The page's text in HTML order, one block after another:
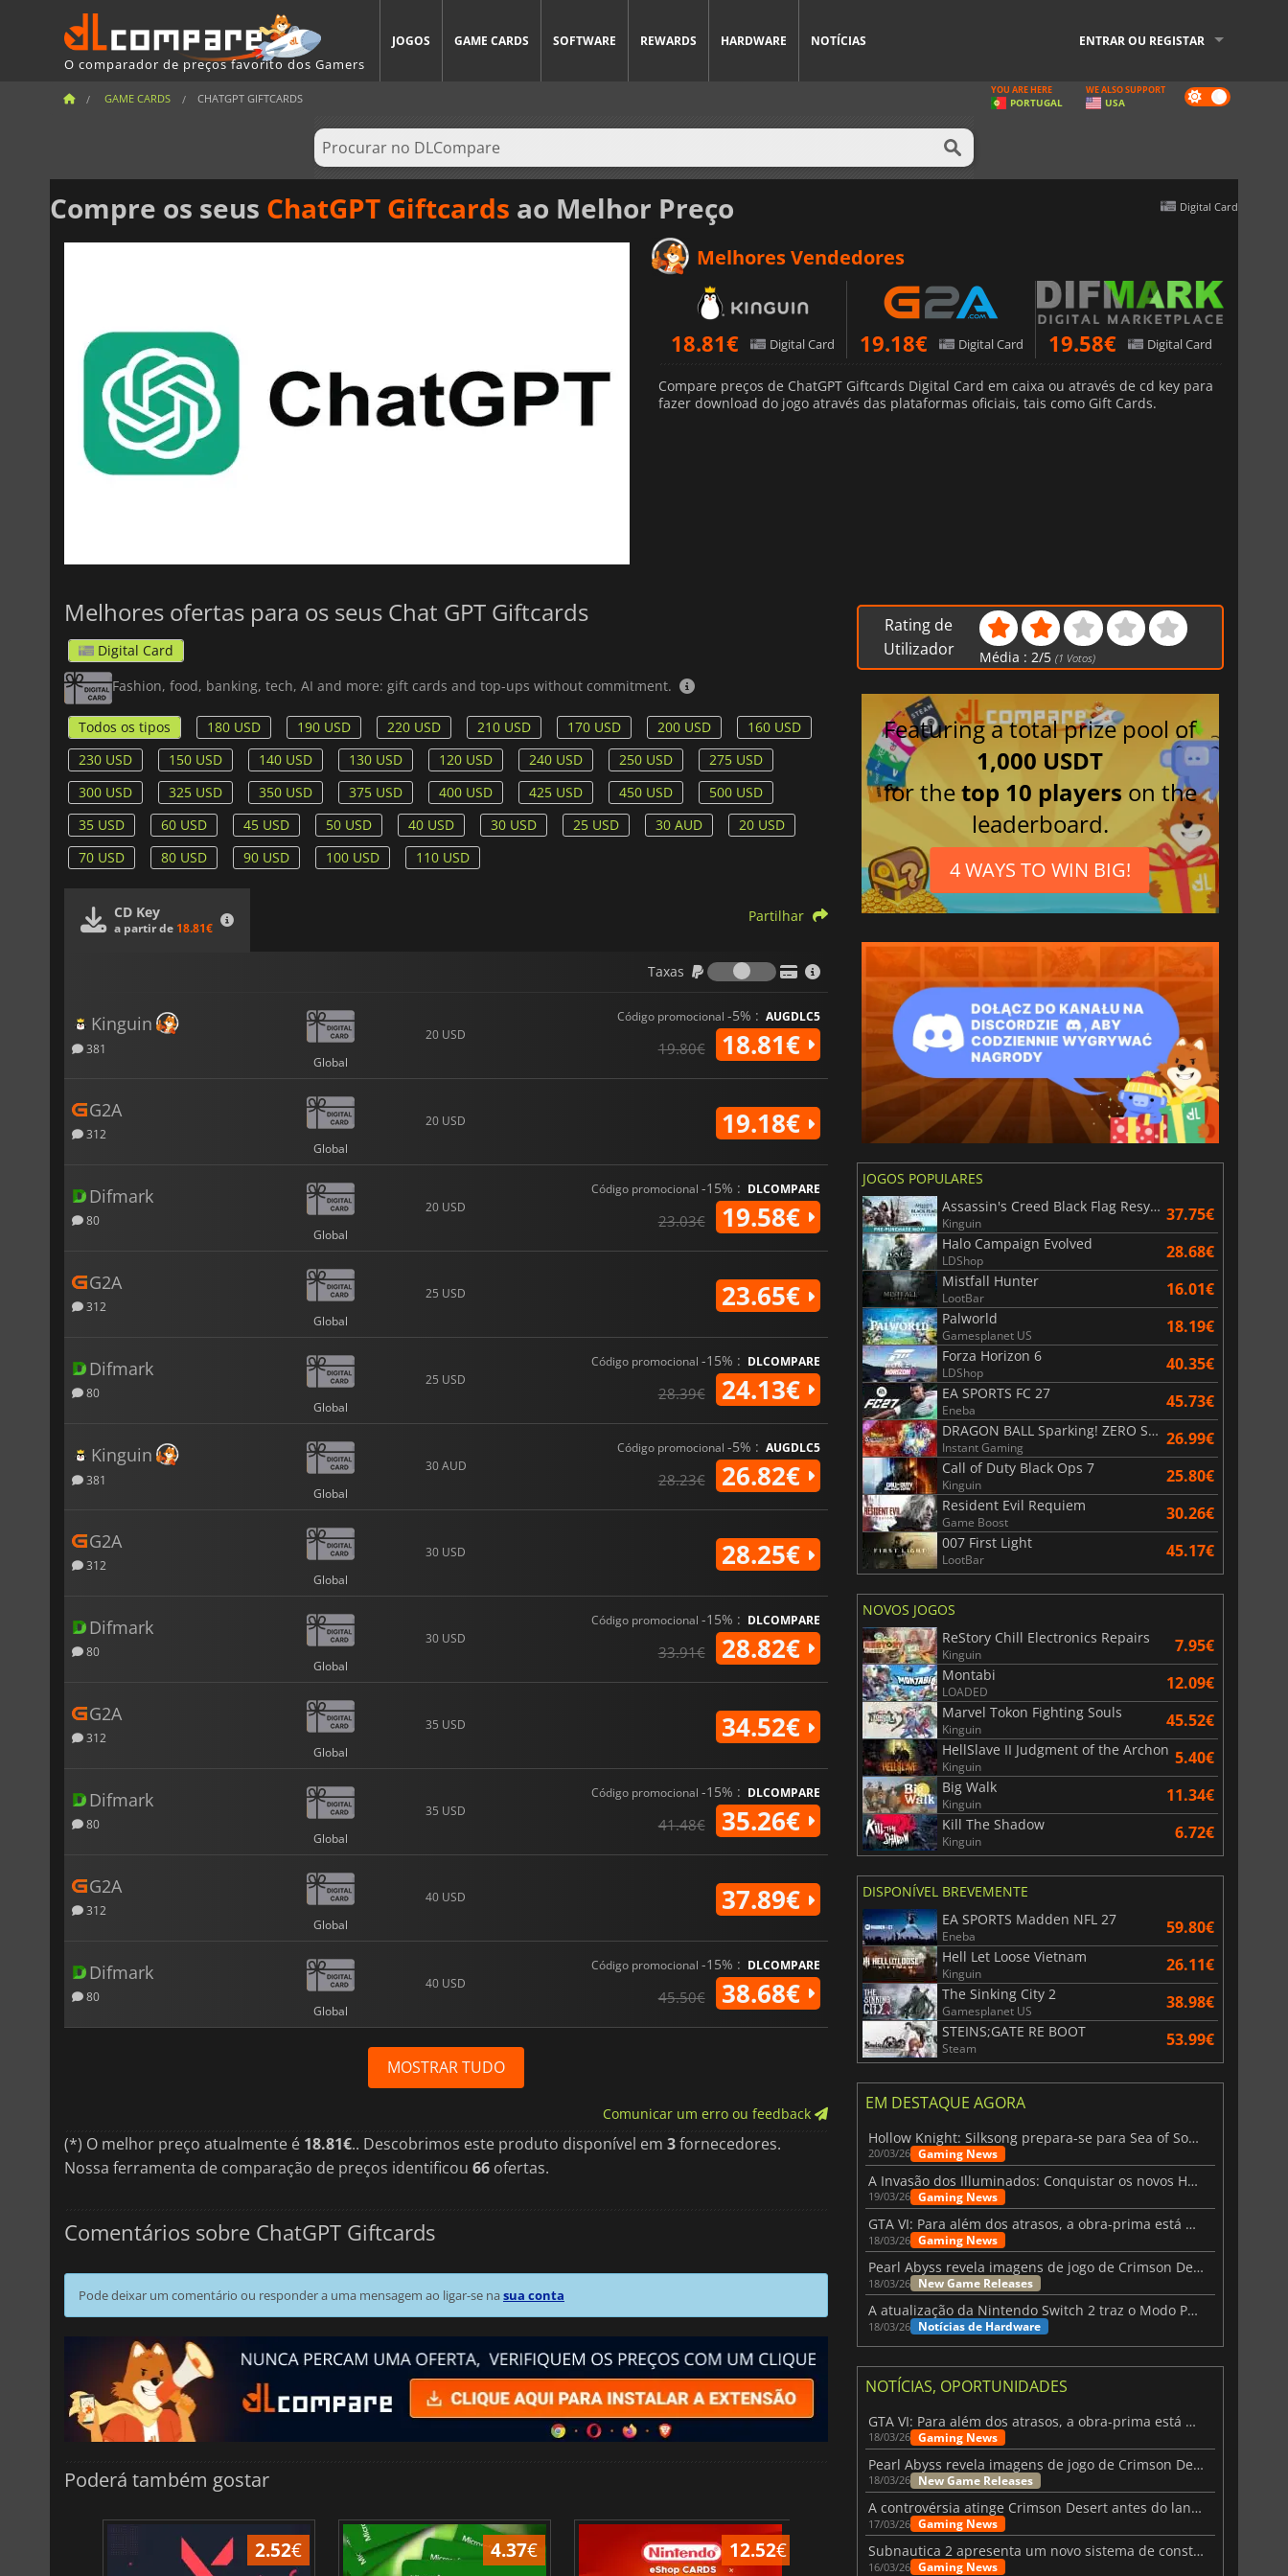
O comparador de preços favorito dos Gamers
JOGOS GAME CARDS SOFTWARE REWARDS HARDWARE NOTÍCIAS ENTRAR OU REGISTAR
GAME CARDS CHATGPT GIFTCARDS Dark
mode
YOU ARE HERE
PORTUGAL
WE ALSO SUPPORT
USA
Compre os seus ChatGPT Giftcards ao Melhor Preço Digital Card
Melhores Vendedores
18.81€ Digital Card 19.18€ Digital Card 19.58€ Digital Card
Compare preços de ChatGPT Giftcards Digital Card em caixa ou através de cd key para
fazer download do jogo através das plataformas oficiais, tais como Gift Cards.
Melhores ofertas para os seus Chat GPT Giftcards
Digital Card
Fashion, food, banking, tech, AI and more: gift cards and top-ups without commitment.
Todos os tipos 180 USD 190 USD 220 USD 210 USD 170 USD 200 USD
160 USD
230 USD
150 USD 140 USD 130 USD 120 USD 240 USD 250 USD
275 USD
300 USD
325 USD 350 USD 375 USD 400 USD 425 USD 450 USD
500 USD
35 USD
60 USD 45 USD 50 USD 40 USD 30 USD 25 USD 30 AUD
20 USD
70 USD
80 USD 90 USD 100 USD 110 USD
CD Key
a partir de 18.81€
Partilhar
Taxas
Taxas
Kinguin
381
Global
20 USD
Código promocional -5% : AUGDLC5
19.80€ 18.81€
G2A
312
Global
20 USD 19.18€
Difmark
80
Global
20 USD
Código promocional -15% : DLCOMPARE
23.03€ 19.58€
G2A
312
Global
25 USD 23.65€
Difmark
80
Global
25 USD
Código promocional -15% : DLCOMPARE
28.39€ 24.13€
Kinguin
381
Global
30 AUD
Código promocional -5% : AUGDLC5
28.23€ 26.82€
G2A
312
Global
30 USD 28.25€
Difmark
80
Global
30 USD
Código promocional -15% : DLCOMPARE
33.91€ 28.82€
G2A
312
Global
35 USD 34.52€
Difmark
80
Global
35 USD
Código promocional -15% : DLCOMPARE
41.48€ 35.26€
G2A
312
Global
40 USD 37.89€
Difmark
80
Global
40 USD
Código promocional -15% : DLCOMPARE
45.50€ 38.68€
MOSTRAR TUDO
Comunicar um erro ou feedback
(*) O melhor preço atualmente é 18.81€.. Descobrimos este produto disponível em 3fornecedores.
Nossa ferramenta de comparação de preços identificou 66 ofertas.
Comentários sobre ChatGPT Giftcards
Pode deixar um comentário ou responder a uma mensagem ao ligar-se nasua conta
Poderá também gostar
2.52€ 4.37€ 12.52€ 1.18€
Rating de
Utilizador
Média :2/5 (1 Votos)
Featuring a total prize pool of
1,000 USDT
for thetop 10 players on the
leaderboard.
4 WAYS TO WIN BIG!
JOGOS POPULARES
Assassin's Creed Black Flag Resynced
Kinguin 37.75€
Halo Campaign Evolved
LDShop 28.68€
Mistfall Hunter
LootBar 16.01€
Palworld
Gamesplanet US 18.19€
Forza Horizon 6
LDShop 40.35€
EA SPORTS FC 27
Eneba 45.73€
DRAGON BALL Sparking! ZERO Super Limit Breaking NEO
Instant Gaming 26.99€
Call of Duty Black Ops 7
Kinguin 25.80€
Resident Evil Requiem
Game Boost 30.26€
007 First Light
LootBar 45.17€
NOVOS JOGOS
ReStory Chill Electronics Repairs
Kinguin 7.95€
Montabi
LOADED 12.09€
Marvel Tokon Fighting Souls
Kinguin 45.52€
HellSlave II Judgment of the Archon
Kinguin 5.40€
Big Walk
Kinguin 11.34€
Kill The Shadow
Kinguin 6.72€
DISPONÍVEL BREVEMENTE
EA SPORTS Madden NFL 27
Eneba 59.80€
Hell Let Loose Vietnam
Kinguin 26.11€
The Sinking City 2
Gamesplanet US 38.98€
STEINS;GATE RE BOOT
Steam 53.99€
EM DESTAQUE AGORA
Hollow Knight: Silksong prepara-se para Sea of Sorrow com um patch
20/03/26 Gaming News
A Invasão dos Illuminados: Conquistar os novos Helldivers 2 Atualização!
19/03/26 Gaming News
GTA VI: Para além dos atrasos, a obra-prima está quase a chegar
18/03/26 Gaming News
Pearl Abyss revela imagens de jogo de Crimson Desert para a PS5
18/03/26 New Game Releases
A atualização da Nintendo Switch 2 traz o Modo Portátil aos jogos mais antigos da Switch
18/03/26 Notícias de Hardware
NOTÍCIAS, OPORTUNIDADES
GTA VI: Para além dos atrasos, a obra-prima está quase a chegar
18/03/26 Gaming News
Pearl Abyss revela imagens de jogo de Crimson Desert para a PS5
18/03/26 New Game Releases
A controvérsia atinge Crimson Desert antes do lançamento
17/03/26 Gaming News
Subnautica 2 apresenta um novo sistema de construção de bases
16/03/26 Gaming News